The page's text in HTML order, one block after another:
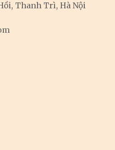
Thanh Trì, Hà Nội